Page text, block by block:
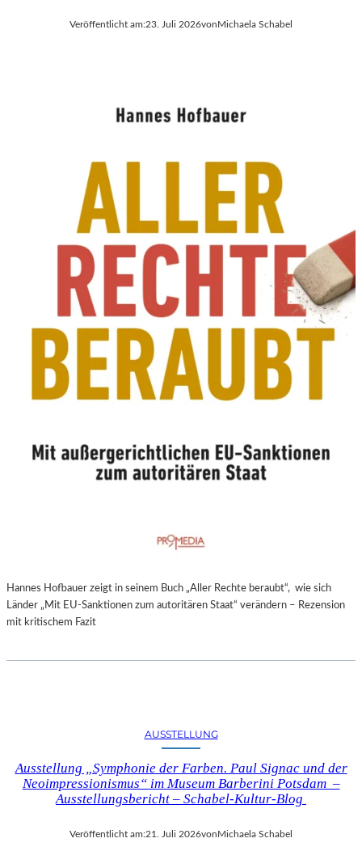
Veröffentlicht am:23. Juli 2026von Michaela Schabel
Hannes Hofbauer zeigt in seinem Buch „Aller Rechte beraubt“, wie sich
Länder „Mit EU-Sanktionen zum autoritären Staat“ verändern – Rezension
mit kritischem Fazit
AUSSTELLUNG
Ausstellung „Symphonie der Farben. Paul Signac und der
Neoimpressionismus“ im Museum Barberini Potsdam –
Ausstellungsbericht – Schabel-Kultur-Blog
Veröffentlicht am:21. Juli 2026von Michaela Schabel